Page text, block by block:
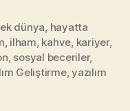
dünya, hayatta
, ilham, kahve, kariyer,
, sosyal beceriler,
Geliştirme,yazılım